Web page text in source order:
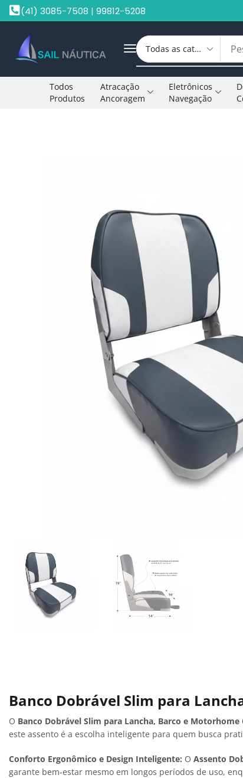
(41) 3085-7508 | 99812-5208
Todos
Produtos
Atracação
Ancoragem
Eletrônicos
Navegação
Banco Dobrável Slim para
O Banco Dobrável Slim para Lancha, Barco e Motorhome
este assento é a escolha inteligente para quem busca
Conforto Ergonômico e Design Inteligente: O Assento
garante bem-estar mesmo em longos períodos de uso,